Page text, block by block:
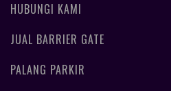
HUBUNGI KAMI
JUAL BARRIER GATE
PALANG PARKIR